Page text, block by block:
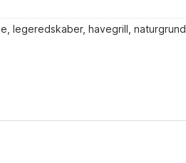
legeredskaber, havegrill, naturgrund